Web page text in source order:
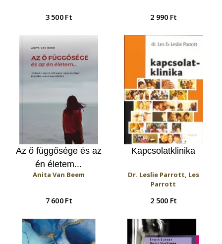
elvesztése és az odáig
vezető út
3 500 Ft 2 990 Ft
Az ő függősége és az
én életem...
Anita Van Beem
7 600 Ft
Kapcsolatklinika
Dr. Leslie Parrott, Les
Parrott
2 500 Ft